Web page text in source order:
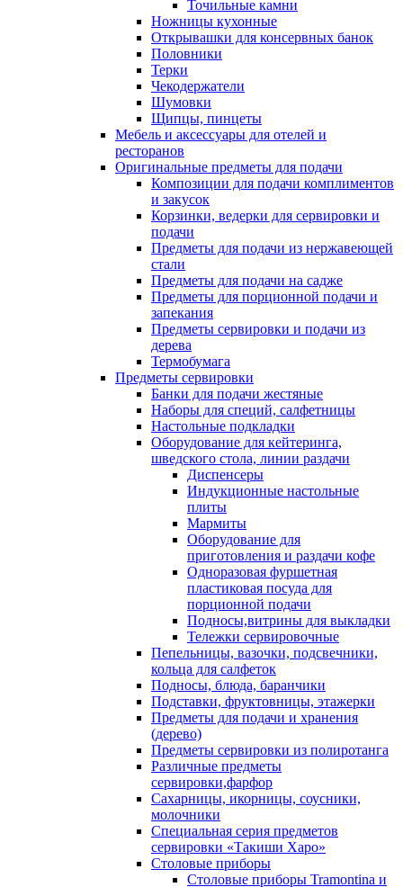
Точильные камни
Ножницы кухонные
Открывашки для консервных банок
Половники
Терки
Чекодержатели
Шумовки
Щипцы, пинцеты
Мебель и аксессуары для отелей и
ресторанов
Оригинальные предметы для подачи
Композиции для подачи комплиментов
и закусок
Корзинки, ведерки для сервировки и
подачи
Предметы для подачи из нержавеющей
стали
Предметы для подачи на садже
Предметы для порционной подачи и
запекания
Предметы сервировки и подачи из
дерева
Термобумага
Предметы сервировки
Банки для подачи жестяные
Наборы для специй, салфетницы
Настольные подкладки
Оборудование для кейтеринга,
шведского стола, линии раздачи
Диспенсеры
Индукционные настольные
плиты
Мармиты
Оборудование для
приготовления и раздачи кофе
Одноразовая фуршетная
пластиковая посуда для
порционной подачи
Подносы,витрины для выкладки
Тележки сервировочные
Пепельницы, вазочки, подсвечники,
кольца для салфеток
Подносы, блюда, баранчики
Подставки, фруктовницы, этажерки
Предметы для подачи и хранения
(дерево)
Предметы сервировки из полиротанга
Различные предметы
сервировки,фарфор
Сахарницы, икорницы, соусники,
молочники
Специальная серия предметов
сервировки «Такиши Харо»
Столовые приборы
Столовые приборы Trаmоntina и